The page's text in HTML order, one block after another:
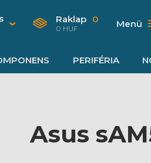
Raklap 0
0 HUF Menü
PERIFÉRIA
Asus